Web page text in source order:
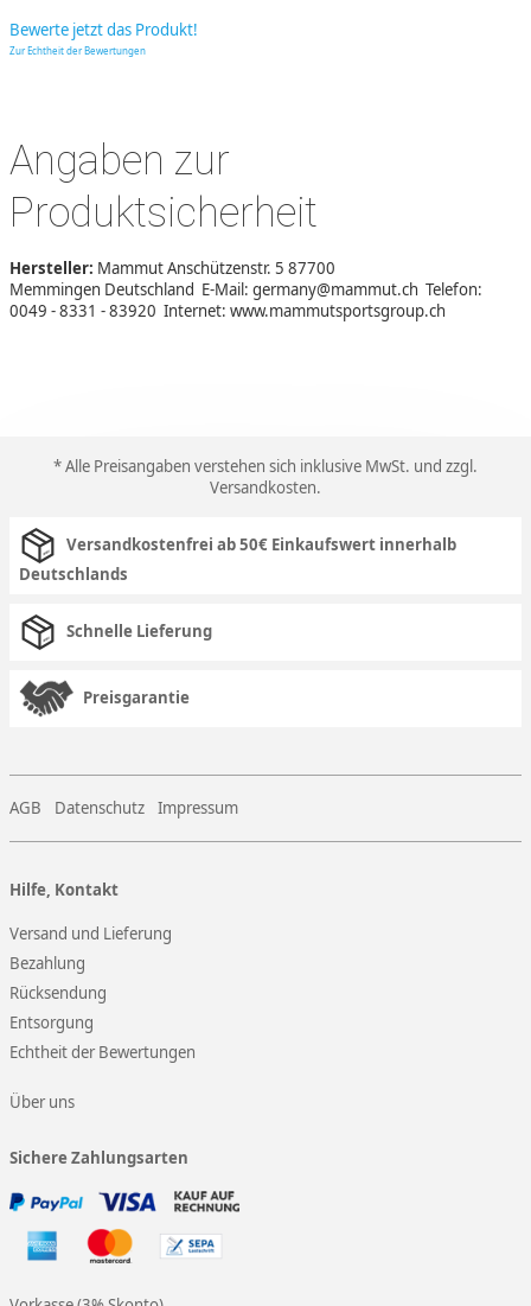
Bewerte jetzt das Produkt!
Zur Echtheit der Bewertungen
Angaben zur
Produktsicherheit
Hersteller: Mammut Anschützenstr. 5 87700
Memmingen Deutschland E-Mail: germany@mammut.ch Telefon:
0049 - 8331 - 83920 Internet: www.mammutsportsgroup.ch
* Alle Preisangaben verstehen sich inklusive MwSt. und zzgl.
Versandkosten.
Versandkostenfrei ab 50€ Einkaufswert innerhalb
Deutschlands
Schnelle Lieferung
Preisgarantie
AGB Datenschutz Impressum
Hilfe, Kontakt
Versand und Lieferung
Bezahlung
Rücksendung
Entsorgung
Echtheit der Bewertungen
Über uns
Sichere Zahlungsarten